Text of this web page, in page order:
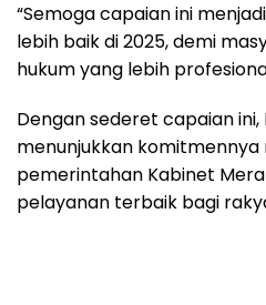
“Semoga capaian ini
lebih baik di 2025, demi
hukum yang lebih
Dengan sederet capaian ini,
menunjukkan komitmennya
pemerintahan Kabinet
pelayanan terbaik bagi